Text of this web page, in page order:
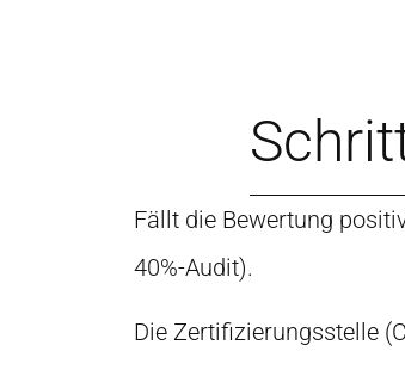
Fällt die Bewertung
40%-Audit).
Die Zertifizierungsstelle